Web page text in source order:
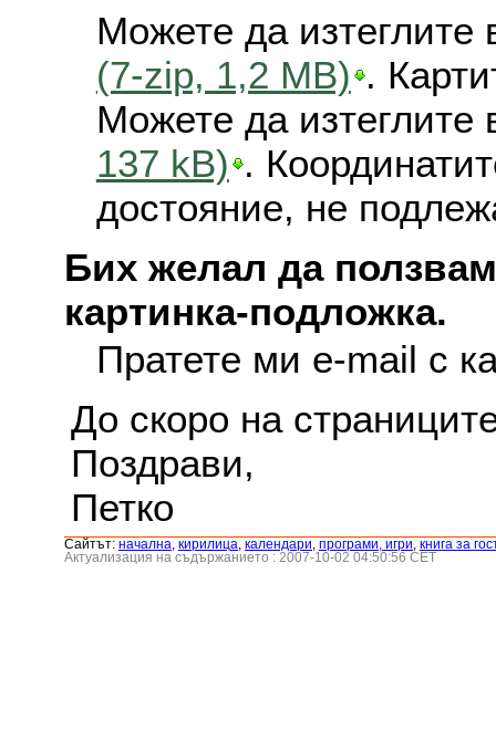
Можете да изтеглите
(7-zip, 1,2 MB) .
Можете да изтеглите
137 kB) .
достояние, не
Бих желал да
картинка-подложка.
Пратете ми e-mail с
До скоро на
Поздрави,
Петко
Сайтът: началнa кирилица календари програми, игри книга за
Актуализация на съдържанието : 2007-10-02 04:50:56 CET